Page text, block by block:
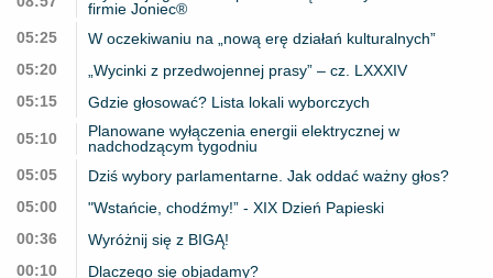
firmie Joniec®
05:25
W oczekiwaniu na „nową erę działań kulturalnych”
05:20
„Wycinki z przedwojennej prasy” – cz. LXXXIV
05:15
Gdzie głosować? Lista lokali wyborczych
05:10
Planowane wyłączenia energii elektrycznej w
nadchodzącym tygodniu
05:05
Dziś wybory parlamentarne. Jak oddać ważny głos?
05:00
"Wstańcie, chodźmy!” - XIX Dzień Papieski
00:36
Wyróżnij się z BIGĄ!
00:10
Dlaczego się objadamy?